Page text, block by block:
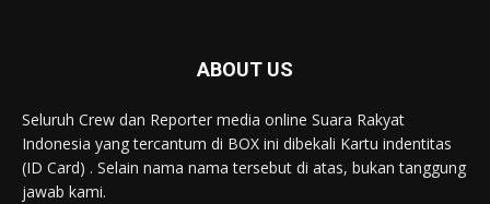
ABOUT US
Seluruh Crew dan Reporter media online Suara Rakyat
Indonesia yang tercantum di BOX ini dibekali Kartu indentitas
(ID Card) . Selain nama nama tersebut di atas, bukan tanggung
jawab kami.